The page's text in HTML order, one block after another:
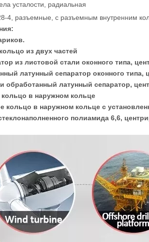
81115 （9115）
Упорные цилиндрические
усталости, радиальная
4, разъемные, с разъемным внутренним
из двух частей
из листовой стали оконного типа,
латунный сепаратор оконного типа,
обработанный латунный сепаратор,
кольцо в наружном кольце
кольцо в наружном кольце с
полиамида 6,6,